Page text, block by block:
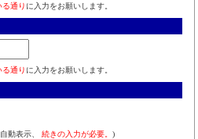
通り に入力をお願いします。
通り に入力をお願いします。
動表示、 続きの入力が必要。 )